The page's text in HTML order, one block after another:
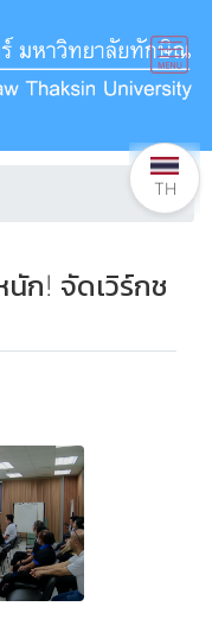
ก! จัดเวิร์กช
TH